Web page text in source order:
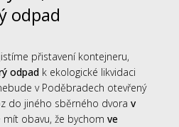
odpad
přistavení kontejneru,
odpad k ekologické likvidaci
v Poděbradech otevřený
do jiného sběrného dvora v
mít obavu, že bychom ve